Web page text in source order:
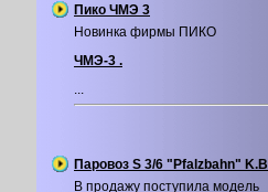
Пико ЧМЭ 3
Новинка фирмы ПИКО
ЧМЭ-3 .
...
Паровоз S 3/6 "Pfalzbahn"
В продажу поступила модель